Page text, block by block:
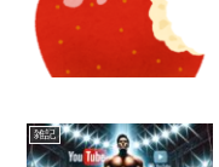
雑記